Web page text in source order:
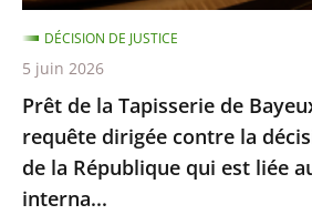
la
requête
dirigée
contre
la
décision
du
Prêt de la Tapisserie de
requête dirigée contre la
de la République qui est liée
interna...
DÉCISION DE JUSTICE
5 juin 2026